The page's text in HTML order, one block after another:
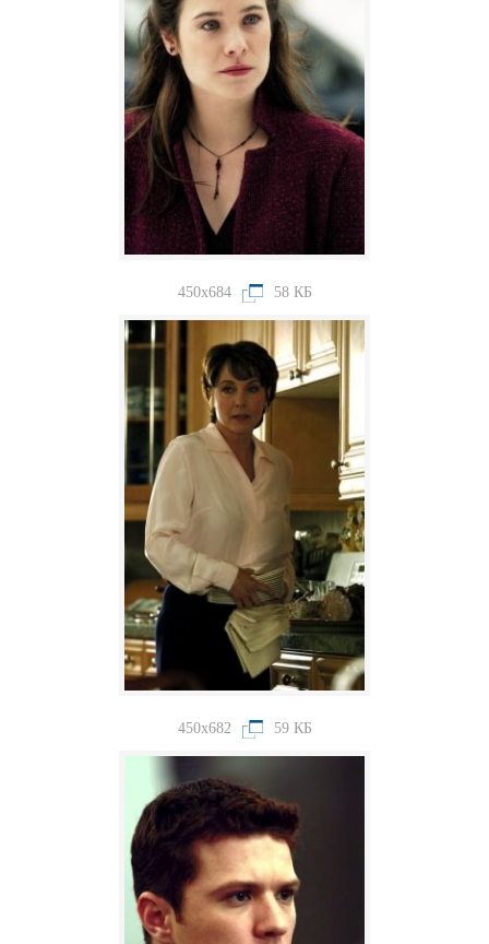
450x684 58 КБ
450x682 59 КБ